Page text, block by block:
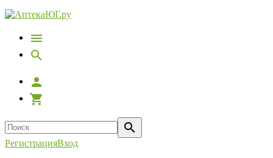
РегистрацияВход